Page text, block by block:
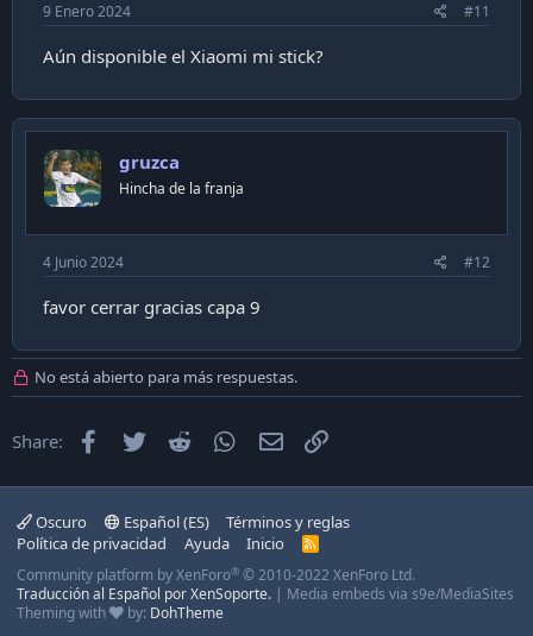
9 Enero 2024 #11
Aún disponible el Xiaomi mi stick?
gruzca
Hincha de la franja
4 Junio 2024 #12
favor cerrar gracias capa 9
No está abierto para más respuestas.
Share: Facebook
Twitter Reddit WhatsApp
Email
Oscuro Español (ES)
Términos y reglas
Política de privacidad
Ayuda Inicio
R
S
Community platform by XenForo® © 2010-2022 XenForo Ltd.
Traducción al Español por XenSoporte. | Media embeds via s9e/MediaSites
Theming with
by: DohTheme